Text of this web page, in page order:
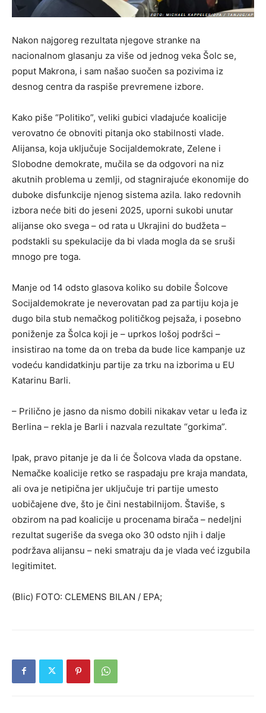
Nakon najgoreg rezultata njegove stranke na
nacionalnom glasanju za više od jednog veka Šolc se,
poput Makrona, i sam našao suočen sa pozivima iz
desnog centra da raspiše prevremene izbore.
Kako piše “Politiko”, veliki gubici vladajuće koalicije
verovatno će obnoviti pitanja oko stabilnosti vlade.
Alijansa, koja uključuje Socijaldemokrate, Zelene i
Slobodne demokrate, mučila se da odgovori na niz
akutnih problema u zemlji, od stagnirajuće ekonomije do
duboke disfunkcije njenog sistema azila. Iako redovnih
izbora neće biti do jeseni 2025, uporni sukobi unutar
alijanse oko svega – od rata u Ukrajini do budžeta –
podstakli su spekulacije da bi vlada mogla da se sruši
mnogo pre toga.
Manje od 14 odsto glasova koliko su dobile Šolcove
Socijaldemokrate je neverovatan pad za partiju koja je
dugo bila stub nemačkog političkog pejsaža, i posebno
poniženje za Šolca koji je – uprkos lošoj podršci –
insistirao na tome da on treba da bude lice kampanje uz
vodeću kandidatkinju partije za trku na izborima u EU
Katarinu Barli.
– Prilično je jasno da nismo dobili nikakav vetar u leđa iz
Berlina – rekla je Barli i nazvala rezultate “gorkima”.
Ipak, pravo pitanje je da li će Šolcova vlada da opstane.
Nemačke koalicije retko se raspadaju pre kraja mandata,
ali ova je netipična jer uključuje tri partije umesto
uobičajene dve, što je čini nestabilnijom. Štaviše, s
obzirom na pad koalicije u procenama birača – nedeljni
rezultat sugeriše da svega oko 30 odsto njih i dalje
podržava alijansu – neki smatraju da je vlada već izgubila
legitimitet.
(Blic) FOTO: CLEMENS BILAN / EPA;